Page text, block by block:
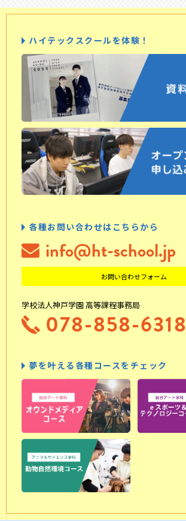
ハイテックスクールを体験！
各種お問い合わせはこちらから
info@ht-school.jp
お問い合わせフォーム
学校法人神戸学園 高等課程事務局
078-858-6318
夢を叶える各種コースをチェック